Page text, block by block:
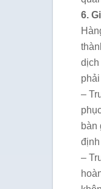
6.
dịch
–
bàn
–